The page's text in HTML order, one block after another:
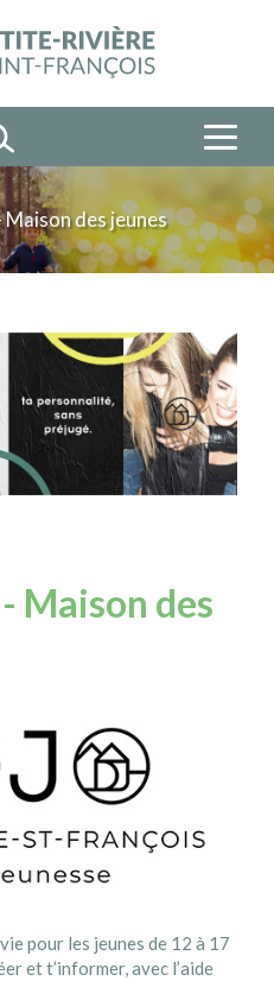
des jeunes
Maison des
pour les jeunes de 12 à 17
et t’informer, avec l’aide